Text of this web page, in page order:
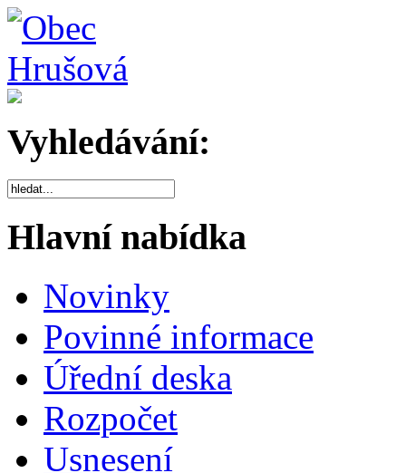
Vyhledávání:
Hlavní nabídka
Novinky
Povinné informace
Úřední deska
Rozpočet
Usnesení